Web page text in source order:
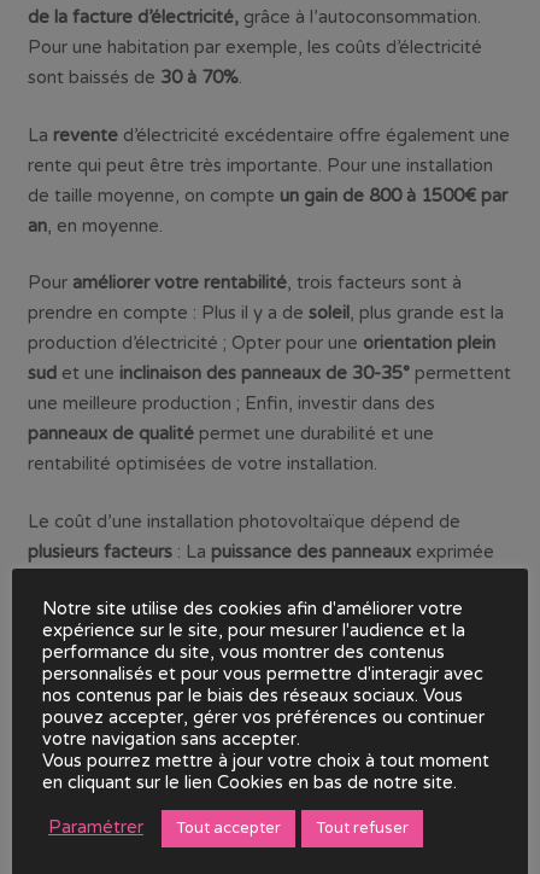
de la facture d’électricité,grâce à l’autoconsommation.
Pour une habitation par exemple, les coûts d’électricité
sont baissés de 30 à 70%.
La revente d’électricité excédentaire offre également une
rente qui peut être très importante. Pour une installation
de taille moyenne, on compte un gain de 800 à 1500€ par
an, en moyenne.
Pour améliorer votre rentabilité, trois facteurs sont à
prendre en compte : Plus il y a de soleil, plus grande est la
production d’électricité ; Opter pour une orientation plein
sudet une inclinaison des panneaux de 30-35°permettent
une meilleure production ; Enfin, investir dans des
panneaux de qualité permet une durabilité et une
rentabilité optimisées de votre installation.
Le coût d’une installation photovoltaïque dépend de
plusieurs facteurs: La puissance des panneauxexprimée
l’installation (nombre de panneaux, qualité…). Les coûts
incluent les panneaux solaires (environ 60 à 70% du coût
total), l’onduleur (15 à 20%) et les frais d’installation. Il est
aussi possible d’ajouter en option des batteries pour
stocker l’électricité.
Notre site utilise des cookies afin d'améliorer votre
expérience sur le site, pour mesurer l'audience et la
performance du site, vous montrer des contenus
personnalisés et pour vous permettre d'interagir avec
nos contenus par le biais des réseaux sociaux. Vous
pouvez accepter, gérer vos préférences ou continuer
votre navigation sans accepter.
Vous pourrez mettre à jour votre choix à tout moment
en cliquant sur le lien Cookies en bas de notre site.
Paramétrer Tout accepter Tout refuser